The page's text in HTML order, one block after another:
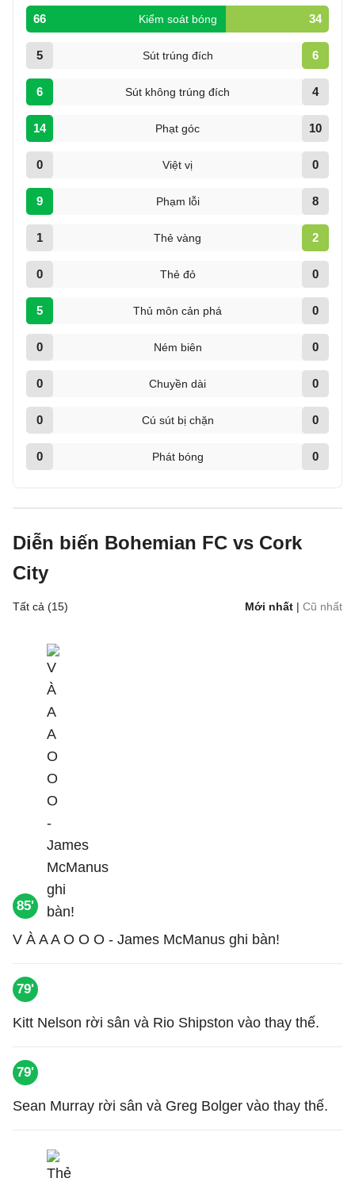
66 Kiểm soát bóng 34
5 Sút trúng đích 6
6 Sút không trúng đích 4
14 Phạt góc 10
0 Việt vị 0
9 Phạm lỗi 8
1 Thẻ vàng 2
0 Thẻ đỏ 0
5 Thủ môn cản phá 0
0 Ném biên 0
0 Chuyền dài 0
0 Cú sút bị chặn 0
0 Phát bóng 0
Diễn biến Bohemian FC vs Cork
City
Tất cả (15) Mới nhất | Cũ nhất
85'
V À A A O O O - James McManus ghi bàn!
79'
Kitt Nelson rời sân và Rio Shipston vào thay thế.
79'
Sean Murray rời sân và Greg Bolger vào thay thế.